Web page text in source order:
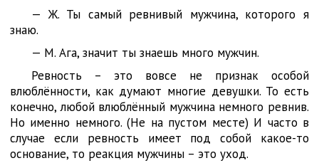
— Ж. Ты самый ревнивый мужчина, которого я
знаю.
— М. Ага, значит ты знаешь много мужчин.
Ревность – это вовсе не признак особой
влюблённости, как думают многие девушки. То есть
конечно, любой влюблённый мужчина немного ревнив.
Но именно немного. (Не на пустом месте) И часто в
случае если ревность имеет под собой какое-то
основание, то реакция мужчины – это уход.